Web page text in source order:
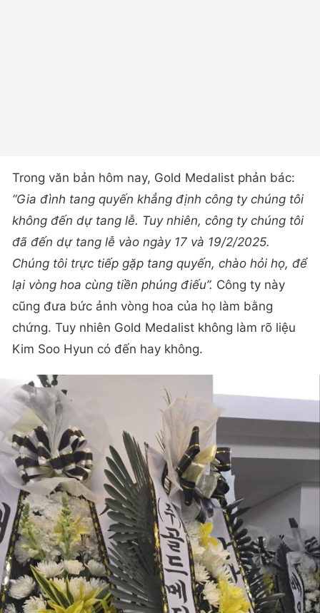
Trong văn bản hôm nay, Gold Medalist phản bác:
“Gia đình tang quyến khẳng định công ty chúng tôi
không đến dự tang lễ. Tuy nhiên, công ty chúng tôi
đã đến dự tang lễ vào ngày 17 và 19/2/2025.
Chúng tôi trực tiếp gặp tang quyến, chào hỏi họ, để
lại vòng hoa cùng tiền phúng điếu”. Công ty này
cũng đưa bức ảnh vòng hoa của họ làm bằng
chứng. Tuy nhiên Gold Medalist không làm rõ liệu
Kim Soo Hyun có đến hay không.